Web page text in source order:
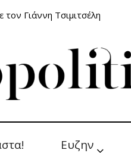
Γιάννη Τσιμιτσέλη
Ευζην